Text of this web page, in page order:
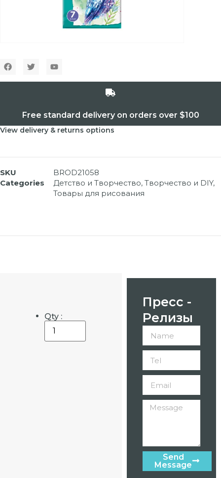
Free standard delivery on orders over $100
View delivery & returns options
SKU
BROD21058
Categories
Детство и Творчество, Творчество и DIY,
Товары для рисования
Qty :
Пресс -
Релизы
Send
Message